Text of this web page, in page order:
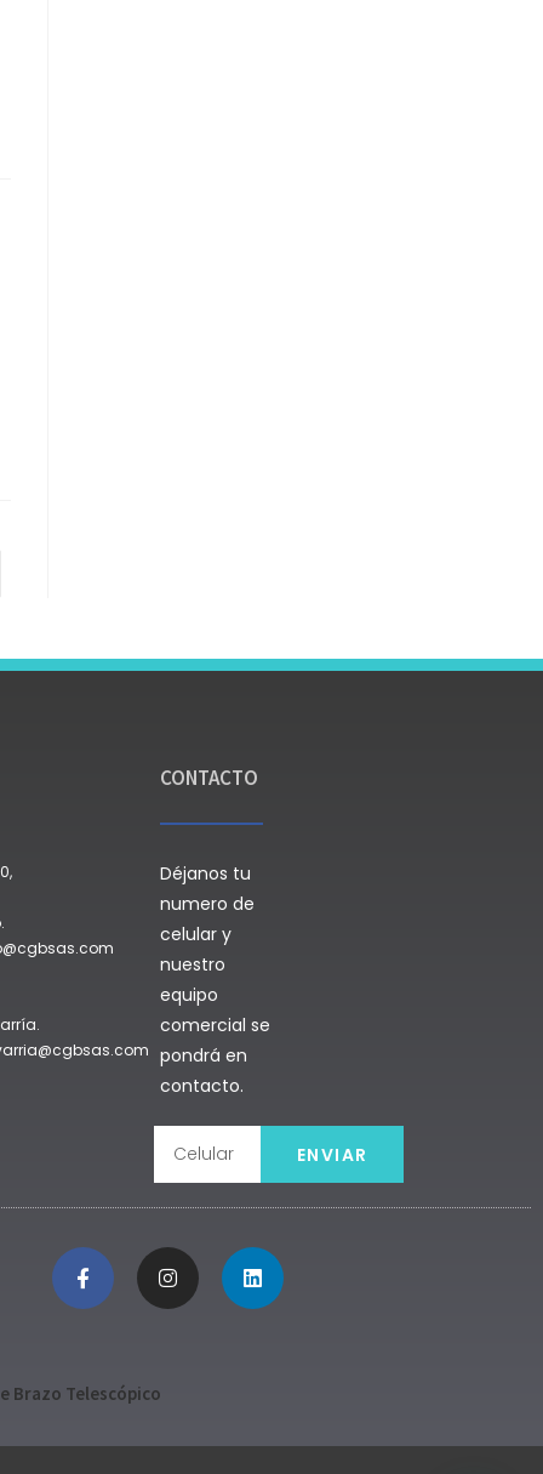
CONTACTO
Déjanos tu
numero de
celular y
nuestro
equipo
comercial se
pondrá en
contacto.
ENVIAR
Brazo Telescópico